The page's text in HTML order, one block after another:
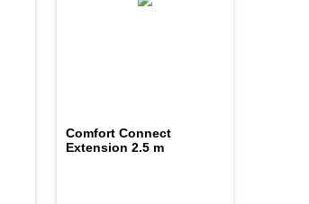
Comfort Connect
Extension 2.5 m